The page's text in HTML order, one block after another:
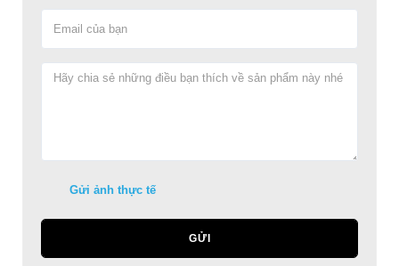
Gửi ảnh thực tế
GỬI